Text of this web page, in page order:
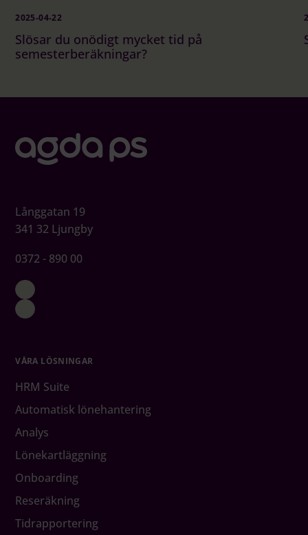
2025-04-22
Slösar du onödigt mycket tid på
semesterberäkningar?
Långgatan 19
341 32 Ljungby
0372 - 890 00
VÅRA LÖSNINGAR
HRM Suite
Automatisk lönehantering
Analys
Lönekartläggning
Onboarding
Reseräkning
Tidrapportering